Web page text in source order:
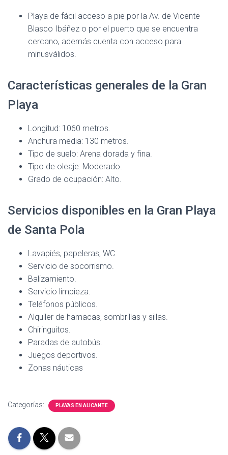
Playa de fácil acceso a pie por la Av. de Vicente
Blasco Ibáñez o por el puerto que se encuentra
cercano, además cuenta con acceso para
minusválidos.
Características generales de la Gran
Playa
Longitud: 1060 metros.
Anchura media: 130 metros.
Tipo de suelo: Arena dorada y fina.
Tipo de oleaje: Moderado.
Grado de ocupación: Alto.
Servicios disponibles en la Gran Playa
de Santa Pola
Lavapiés, papeleras, WC.
Servicio de socorrismo.
Balizamiento.
Servicio limpieza.
Teléfonos públicos.
Alquiler de hamacas, sombrillas y sillas.
Chiringuitos.
Paradas de autobús.
Juegos deportivos.
Zonas náuticas
Categorías: PLAYAS EN ALICANTE